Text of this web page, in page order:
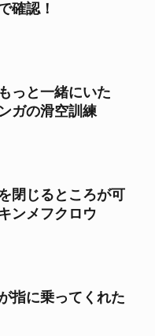
確認！
っと一緒にいた
ガの滑空訓練
閉じるところが可
ンメフクロウ
指に乗ってくれた